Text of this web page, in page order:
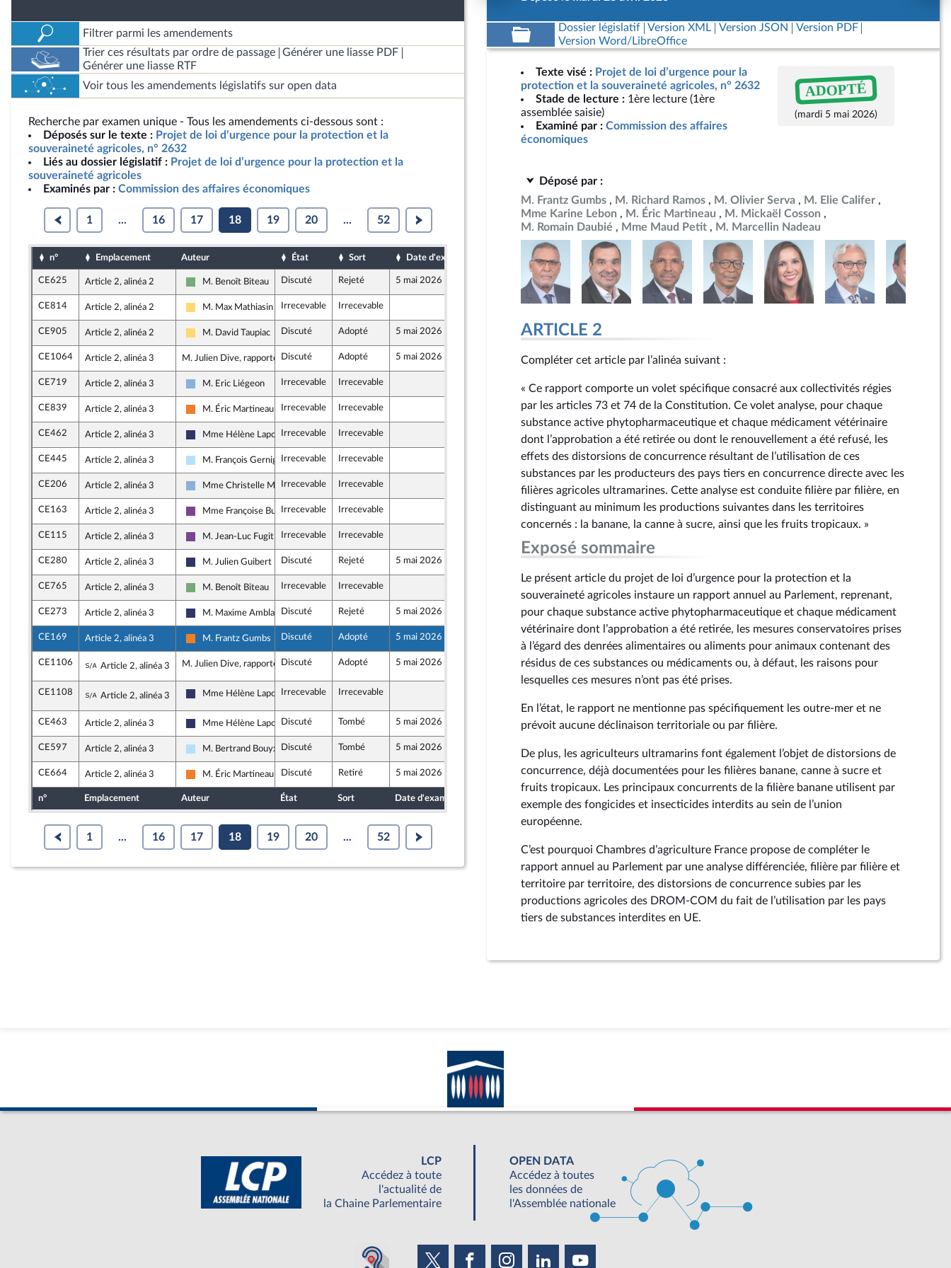
Filtrer parmi les amendements
Trier ces résultats par ordre de passage
Générer une liasse PDF
Générer une liasse RTF
Voir tous les amendements législatifs sur open data
Recherche par examen unique - Tous les amendements ci-dessous sont :
Déposés sur le texte : Projet de loi d’urgence pour la protection et la
souveraineté agricoles, n° 2632
Liés au dossier législatif : Projet de loi d’urgence pour la protection et la
souveraineté agricoles
Examinés par : Commission des affaires économiques
1 ... 16 17 18 19 20 ... 52
n° Emplacement Auteur État Sort Date d'examen Date de dépôt
CE625 Article 2, alinéa 2
Écologiste et Social
M. Benoît Biteau Discuté Rejeté 5 mai 2026 29 avril 2026
CE814 Article 2, alinéa 2
Libertés, Indépendants, Outre-mer et Territoires
M. Max Mathiasin Irrecevable Irrecevable 29 avril 2026
CE905 Article 2, alinéa 2
Libertés, Indépendants, Outre-mer et Territoires
M. David Taupiac Discuté Adopté 5 mai 2026 29 avril 2026
CE1064 Article 2, alinéa 3 M. Julien Dive, rapporteurDiscuté Adopté 5 mai 2026 30 avril 2026
CE719 Article 2, alinéa 3
Droite Républicaine
M. Eric Liégeon Irrecevable Irrecevable 29 avril 2026
CE839 Article 2, alinéa 3
Les Démocrates
M. Éric Martineau Irrecevable Irrecevable 29 avril 2026
CE462 Article 2, alinéa 3
Rassemblement National
Mme Hélène LaporteIrrecevable Irrecevable 29 avril 2026
CE445 Article 2, alinéa 3
Horizons & Indépendants
M. François GernigonIrrecevable Irrecevable 29 avril 2026
CE206 Article 2, alinéa 3
Droite Républicaine
Mme Christelle MinardIrrecevable Irrecevable 29 avril 2026
CE163 Article 2, alinéa 3
Ensemble pour la République
Mme Françoise BuffetIrrecevable Irrecevable 28 avril 2026
CE115 Article 2, alinéa 3
Ensemble pour la République
M. Jean-Luc Fugit Irrecevable Irrecevable
CE280 Article 2, alinéa 3
Rassemblement National
M. Julien Guibert Discuté Rejeté 5 mai 2026 29 avril 2026
CE765 Article 2, alinéa 3
Écologiste et Social
M. Benoît Biteau Irrecevable Irrecevable 29 avril 2026
CE273 Article 2, alinéa 3
Rassemblement National
M. Maxime AmblardDiscuté Rejeté 5 mai 2026 29 avril 2026
CE169 Article 2, alinéa 3
Les Démocrates
M. Frantz Gumbs Discuté Adopté 5 mai 2026
CE1106 Sous-amendement de l'amendement n°CE169
Article 2, alinéa 3 M. Julien Dive, rapporteurDiscuté Adopté 5 mai 2026 4 mai 2026
CE1108 Sous-amendement de l'amendement n°CE169
Article 2, alinéa 3 Rassemblement National
Mme Hélène LaporteIrrecevable Irrecevable
CE463 Article 2, alinéa 3
Rassemblement National
Mme Hélène LaporteDiscuté Tombé 5 mai 2026 29 avril 2026
CE597 Article 2, alinéa 3
Horizons & Indépendants
M. Bertrand Bouyx Discuté Tombé 5 mai 2026 29 avril 2026
CE664 Article 2, alinéa 3
Les Démocrates
M. Éric Martineau Discuté Retiré 5 mai 2026 29 avril 2026
n° Emplacement Auteur État Sort Date d'examen
1 ... 16 17 18 19 20 ... 52
Dossier législatif Version XML Version JSON
Version PDF
Version Word/LibreOffice
Texte visé : Projet de loi d’urgence pour la
protection et la souveraineté agricoles, n° 2632
Stade de lecture : 1ère lecture (1ère
assemblée saisie)
Examiné par : Commission des affaires
économiques
ADOPTÉ
(mardi 5 mai 2026)
Déposé par :
M. Frantz Gumbs
M. Richard Ramos M. Olivier Serva
M. Elie Califer
Mme Karine Lebon
M. Éric Martineau
M. Mickaël Cosson
M. Romain Daubié
Mme Maud Petit M. Marcellin Nadeau
ARTICLE 2
Compléter cet article par l’alinéa suivant :
« Ce rapport comporte un volet spécifique consacré aux collectivités régies
par les articles 73 et 74 de la Constitution. Ce volet analyse, pour chaque
substance active phytopharmaceutique et chaque médicament vétérinaire
dont l’approbation a été retirée ou dont le renouvellement a été refusé, les
effets des distorsions de concurrence résultant de l’utilisation de ces
substances par les producteurs des pays tiers en concurrence directe avec les
filières agricoles ultramarines. Cette analyse est conduite filière par filière, en
distinguant au minimum les productions suivantes dans les territoires
concernés : la banane, la canne à sucre, ainsi que les fruits tropicaux. »
Exposé sommaire
Le présent article du projet de loi d’urgence pour la protection et la
souveraineté agricoles instaure un rapport annuel au Parlement, reprenant,
pour chaque substance active phytopharmaceutique et chaque médicament
vétérinaire dont l’approbation a été retirée, les mesures conservatoires prises
à l’égard des denrées alimentaires ou aliments pour animaux contenant des
résidus de ces substances ou médicaments ou, à défaut, les raisons pour
lesquelles ces mesures n’ont pas été prises.
En l’état, le rapport ne mentionne pas spécifiquement les outre-mer et ne
prévoit aucune déclinaison territoriale ou par filière.
De plus, les agriculteurs ultramarins font également l’objet de distorsions de
concurrence, déjà documentées pour les filières banane, canne à sucre et
fruits tropicaux. Les principaux concurrents de la filière banane utilisent par
exemple des fongicides et insecticides interdits au sein de l’union
européenne.
C’est pourquoi Chambres d’agriculture France propose de compléter le
rapport annuel au Parlement par une analyse différenciée, filière par filière et
territoire par territoire, des distorsions de concurrence subies par les
productions agricoles des DROM-COM du fait de l’utilisation par les pays
tiers de substances interdites en UE.
LCP
Accédez à toute
l'actualité de
la Chaine Parlementaire
OPEN DATA
Accédez à toutes
les données de
l'Assemblée nationale